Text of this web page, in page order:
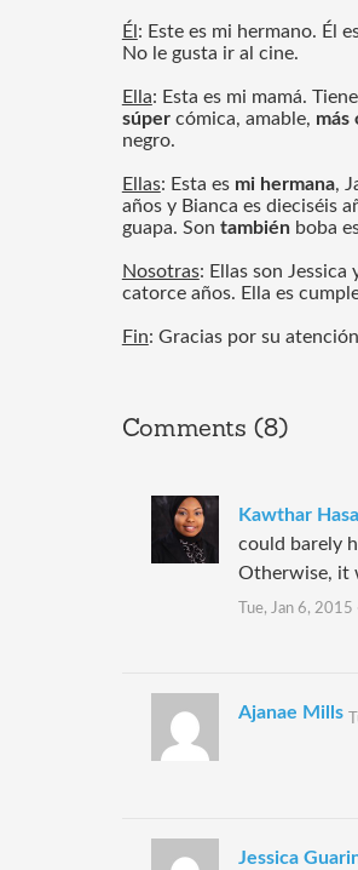
Él : Este es mi hermano. Él
No le gusta ir al cine.
Ella: Esta es mi mamá.
súper cómica, amable, más
negro.
Ellas: Esta es mi hermana,
años y Bianca es dieciséis
guapa. Son también boba
Nosotras: Ellas son Jessica
catorce años. Ella es
Fin: Gracias por su
Comments (8)
Kawthar
could barely
Otherwise, it
Tue, Jan 6, 2015
Ajanae Mills
Jessica